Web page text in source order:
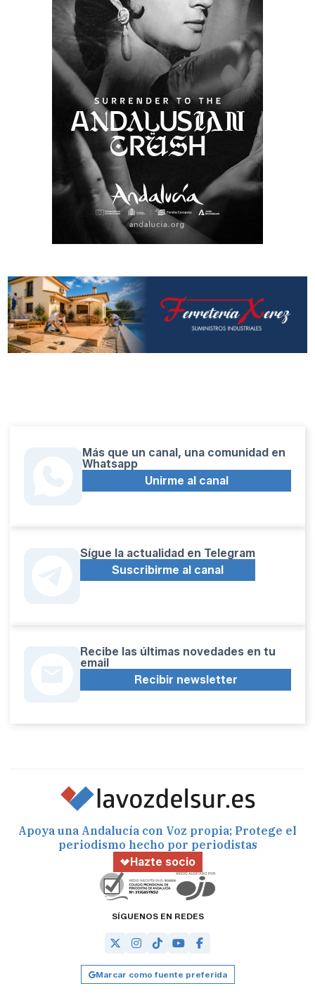
Más que un canal, una comunidad en
Whatsapp
Unirme al canal
Sígue la actualidad en Telegram
Suscribirme al canal
Recibe las últimas novedades en tu
email
Recibir newsletter
Apoya una Andalucía con Voz propia; Protege el
periodismo hecho por periodistas
Hazte socio
SÍGUENOS EN REDES
Marcar como fuente preferida